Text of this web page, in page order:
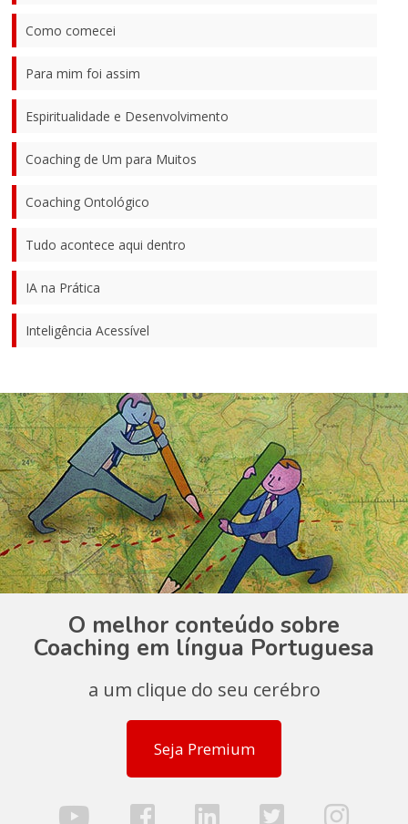
Como comecei
Para mim foi assim
Espiritualidade e Desenvolvimento
Coaching de Um para Muitos
Coaching Ontológico
Tudo acontece aqui dentro
IA na Prática
Inteligência Acessível
O melhor conteúdo sobre
Coaching em língua Portuguesa
a um clique do seu cerébro
Seja Premium